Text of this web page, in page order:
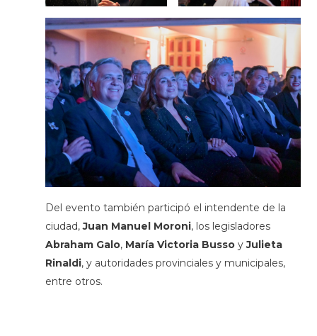
Del evento también participó el intendente de la
ciudad,Juan Manuel Moroni, los legisladores
Abraham Galo, María Victoria BussoyJulieta
Rinaldi, y autoridades provinciales y municipales,
entre otros.